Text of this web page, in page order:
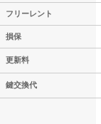
フリーレント
損保
更新料
鍵交換代